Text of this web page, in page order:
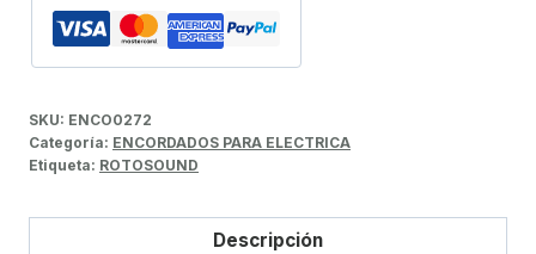
SKU: ENCO0272
Categoría: ENCORDADOS PARA ELECTRICA
Etiqueta: ROTOSOUND
Descripción